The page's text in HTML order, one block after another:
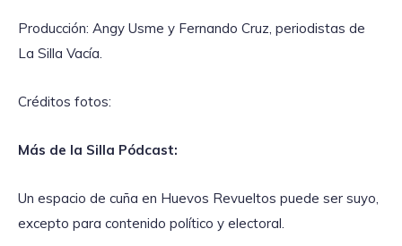
Producción: Angy Usme y Fernando Cruz, periodistas de
La Silla Vacía.
Créditos fotos:
Más de la Silla Pódcast:
Un espacio de cuña en Huevos Revueltos puede ser suyo,
excepto para contenido político y electoral.